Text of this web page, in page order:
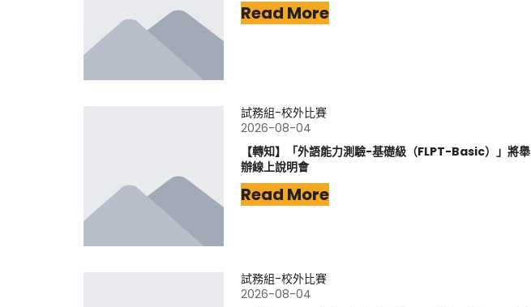
Read More
試務組-校外比賽
2026-08-04
【轉知】「外語能力測驗-基礎級（FLPT-Basic）」將舉
辦線上說明會
Read More
試務組-校外比賽
2026-08-04